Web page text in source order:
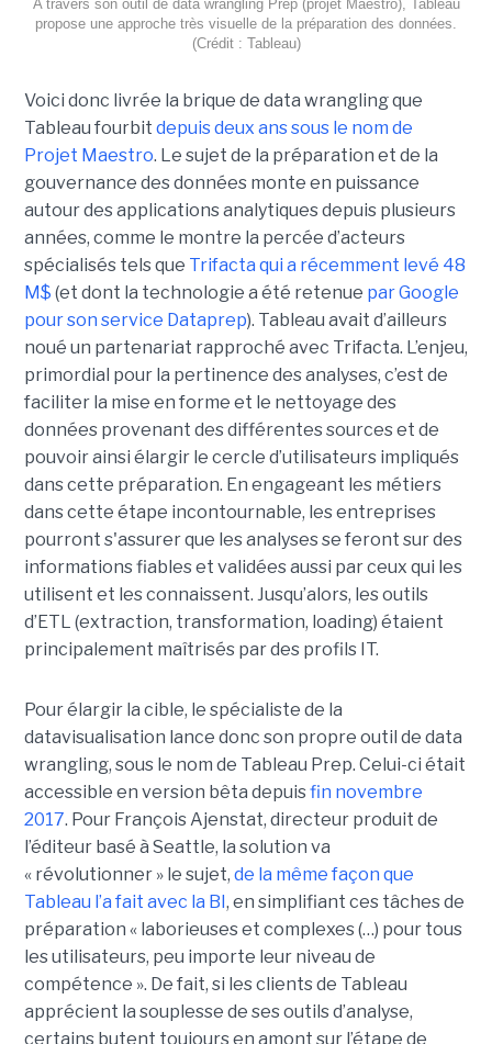
A travers son outil de data wrangling Prep (projet Maestro), Tableau
propose une approche très visuelle de la préparation des données.
(Crédit : Tableau)
Voici donc livrée la brique de data wrangling que
Tableau fourbit depuis deux ans sous le nom de
Projet Maestro. Le sujet de la préparation et de la
gouvernance des données monte en puissance
autour des applications analytiques depuis plusieurs
années, comme le montre la percée d’acteurs
spécialisés tels que Trifacta qui a récemment levé 48
M$ (et dont la technologie a été retenue par Google
pour son service Dataprep). Tableau avait d’ailleurs
noué un partenariat rapproché avec Trifacta. L’enjeu,
primordial pour la pertinence des analyses, c’est de
faciliter la mise en forme et le nettoyage des
données provenant des différentes sources et de
pouvoir ainsi élargir le cercle d’utilisateurs impliqués
dans cette préparation. En engageant les métiers
dans cette étape incontournable, les entreprises
pourront s'assurer que les analyses se feront sur des
informations fiables et validées aussi par ceux qui les
utilisent et les connaissent. Jusqu’alors, les outils
d’ETL (extraction, transformation, loading) étaient
principalement maîtrisés par des profils IT.
Pour élargir la cible, le spécialiste de la
datavisualisation lance donc son propre outil de data
wrangling, sous le nom de Tableau Prep. Celui-ci était
accessible en version bêta depuisfin novembre
2017. Pour François Ajenstat, directeur produit de
l’éditeur basé à Seattle, la solution va
« révolutionner » le sujet, de la même façon que
Tableau l’a fait avec la BI , en simplifiant ces tâches de
préparation « laborieuses et complexes (…) pour tous
les utilisateurs, peu importe leur niveau de
compétence ». De fait, si les clients de Tableau
apprécient la souplesse de ses outils d’analyse,
certains butent toujours en amont sur l’étape de